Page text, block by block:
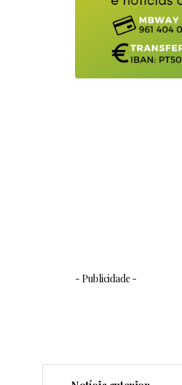
- Publicidade -